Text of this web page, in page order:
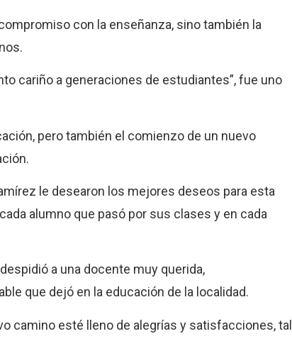
con la enseñanza, sino también la
cariño a generaciones de estudiantes”, fue uno
pero también el comienzo de un nuevo
le desearon los mejores deseos para esta
alumno que pasó por sus clases y en cada
a una docente muy querida,
que dejó en la educación de la localidad.
camino esté lleno de alegrías y satisfacciones, tal